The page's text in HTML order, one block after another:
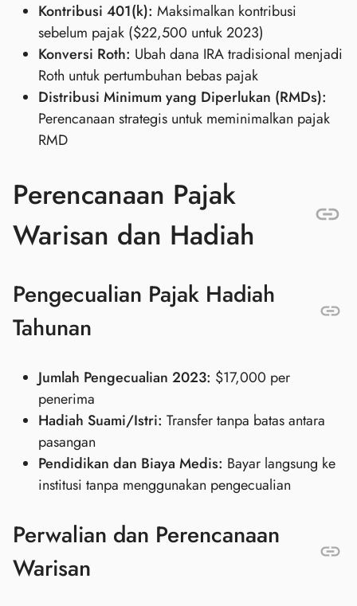
Kontribusi 401(k): Maksimalkan kontribusi
sebelum pajak ($22,500 untuk 2023)
Konversi Roth: Ubah dana IRA tradisional menjadi
Roth untuk pertumbuhan bebas pajak
Distribusi Minimum yang Diperlukan (RMDs):
Perencanaan strategis untuk meminimalkan pajak
RMD
Perencanaan Pajak
Warisan dan Hadiah
Pengecualian Pajak Hadiah
Tahunan
Jumlah Pengecualian 2023: $17,000 per
penerima
Hadiah Suami/Istri: Transfer tanpa batas antara
pasangan
Pendidikan dan Biaya Medis: Bayar langsung ke
institusi tanpa menggunakan pengecualian
Perwalian dan Perencanaan
Warisan